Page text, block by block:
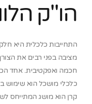
הו"ק
התחייבות כלכלית היא חלק
מציבה בפני רבים את
חכמה ואפקטיבית. אחד
כלכלי מושכל הוא שימוש
קרן הוא מושג המתייחס